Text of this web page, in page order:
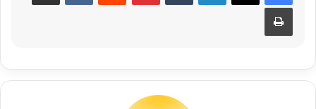
طباعة